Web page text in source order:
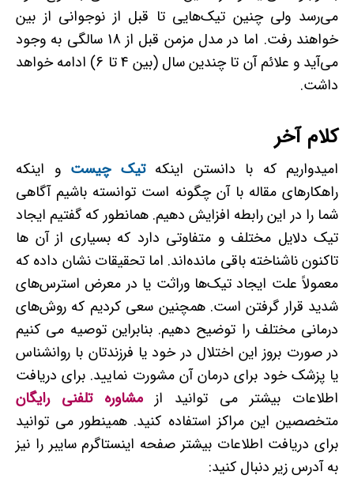
می‌رسد ولی چنین تیک‌هایی تا قبل از نوجوانی از بین
خواهند رفت. اما در مدل مزمن قبل از 18 سالگی به وجود
می‌آید و علائم آن‌ تا چندین سال (بین 4 تا 6) ادامه خواهد
داشت.
کلام آخر
امیدواریم که با دانستن اینکهتیک چیست و اینکه
راهکارهای مقاله با آن چگونه است توانسته باشیم آگاهی
شما را در این رابطه افزایش دهیم. همانطور که گفتیم ایجاد
تیک دلایل مختلف و متفاوتی دارد که بسیاری از آن ها
تاکنون ناشناخته باقی‌ مانده‌اند. اما تحقیقات نشان داده که
معمولاً علت ایجاد تیک‌ها وراثت یا در معرض استرس‌های
شدید قرار گرفتن است. همچنین سعی کردیم که روش‌های
درمانی مختلف را توضیح دهیم. بنابراین توصیه می­ کنیم
در صورت بروز این اختلال در خود یا فرزندتان با روانشناس
یا پزشک خود برای درمان آن مشورت نمایید. برای دریافت
اطلاعات بیشتر می توانید از مشاوره تلفنی رایگان
متخصصین این مراکز استفاده کنید. همینطور می توانید
برای دریافت اطلاعات بیشتر صفحه اینستاگرم سایبر را نیز
به آدرس زیر دنبال کنید: